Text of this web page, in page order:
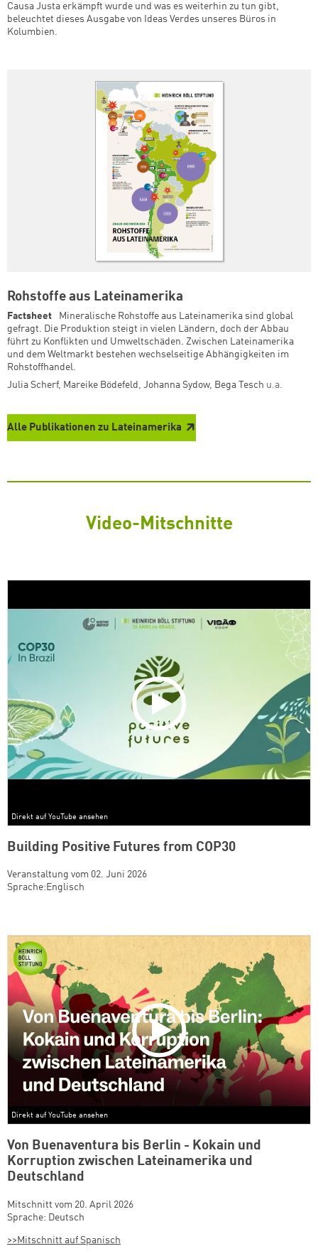
Causa Justa erkämpft wurde und was es weiterhin zu tun gibt,
beleuchtet dieses Ausgabe von Ideas Verdes unseres Büros in
Kolumbien.
Rohstoffe aus Lateinamerika
Factsheet
Mineralische Rohstoffe aus Lateinamerika sind global
gefragt. Die Produktion steigt in vielen Ländern, doch der Abbau
führt zu Konflikten und Umweltschäden. Zwischen Lateinamerika
und dem Weltmarkt bestehen wechselseitige Abhängigkeiten im
Rohstoffhandel.
Julia Scherf, Mareike Bödefeld , Johanna Sydow, Bega Tesch u.a.
Alle Publikationen zu Lateinamerika
Video-Mitschnitte
Direkt auf YouTube ansehen
Building Positive Futures from COP30
Veranstaltung vom 02. Juni 2026
Sprache:Englisch
Direkt auf YouTube ansehen
Von Buenaventura bis Berlin - Kokain und
Korruption zwischen Lateinamerika und
Deutschland
Mitschnitt vom 20. April 2026
Sprache: Deutsch
>>Mitschnitt auf Spanisch